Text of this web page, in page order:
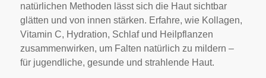
natürlichen Methoden lässt sich die Haut sichtbar
glätten und von innen stärken. Erfahre, wie Kollagen,
Vitamin C, Hydration, Schlaf und Heilpflanzen
zusammenwirken, um Falten natürlich zu mildern –
für jugendliche, gesunde und strahlende Haut.